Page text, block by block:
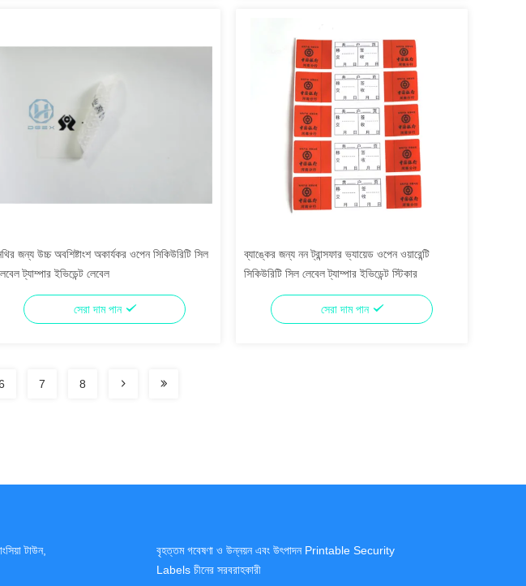
জন্য উচ্চ অবশিষ্টাংশ অকার্যকর ওপেন সিকিউরিটি সিল
ট্যাম্পার ইভিডেন্ট লেবেল
সেরা দাম পান
ব্যাঙ্কের জন্য নন ট্রান্সফার ভ্যায়েড ওপেন ওয়ারেন্টি
সিকিউরিটি সিল লেবেল ট্যাম্পার ইভিডেন্ট স্টিকার
সেরা দাম পান
7 8
টাউন,
বৃহত্তম গবেষণা ও উন্নয়ন এবং উৎপাদন Printable Security
Labels চীনের সরবরাহকারী